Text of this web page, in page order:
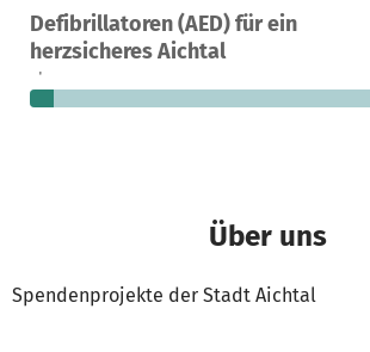
Defibrillatoren (AED) für ein
herzsicheres Aichtal
Ein Projekt in Aichtal, Deutschland
20
Über uns
Spendenprojekte der Stadt Aichtal